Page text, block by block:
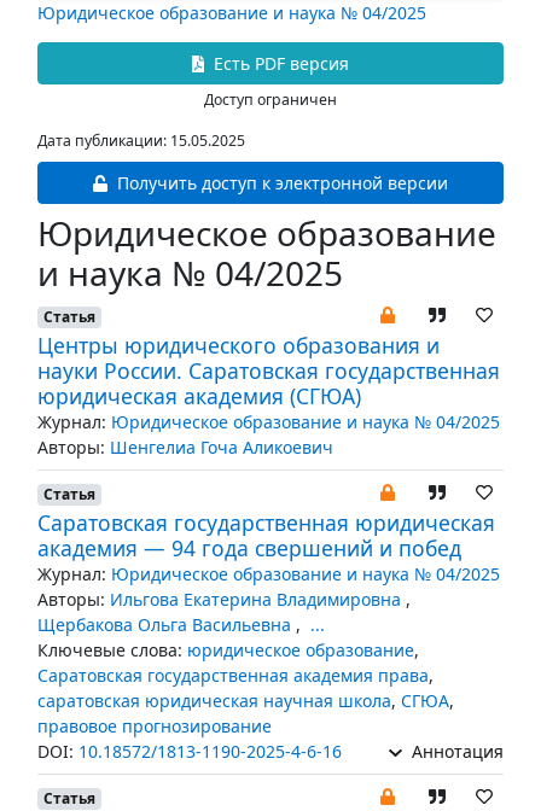
Юридическое образование и наука № 04/2025
Есть PDF версия
Доступ ограничен
Дата публикации: 15.05.2025
Получить доступ к электронной версии
Юридическое образование
и наука № 04/2025
Статья
Центры юридического образования и
науки России. Саратовская государственная
юридическая академия (СГЮА)
Журнал: Юридическое образование и наука № 04/2025
Авторы: Шенгелиа Гоча Аликоевич
Статья
Саратовская государственная юридическая
академия — 94 года свершений и побед
Журнал: Юридическое образование и наука № 04/2025
Авторы: Ильгова Екатерина Владимировна ,
Щербакова Ольга Васильевна , ...
Ключевые слова: юридическое образование,
Саратовская государственная академия права,
саратовская юридическая научная школа, СГЮА,
правовое прогнозирование
DOI: 10.18572/1813-1190-2025-4-6-16 Аннотация
Статья